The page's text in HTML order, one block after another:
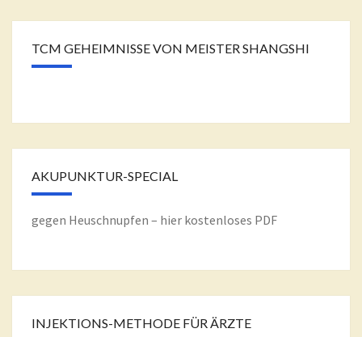
TCM GEHEIMNISSE VON MEISTER SHANGSHI
AKUPUNKTUR-SPECIAL
gegen Heuschnupfen – hier kostenloses PDF
INJEKTIONS-METHODE FÜR ÄRZTE